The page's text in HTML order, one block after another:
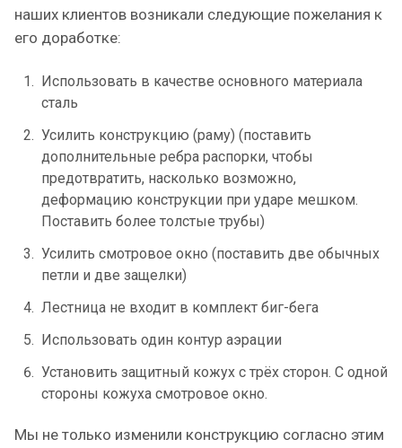
наших клиентов возникали следующие пожелания к
его доработке:
Использовать в качестве основного материала
сталь
Усилить конструкцию (раму) (поставить
дополнительные ребра распорки, чтобы
предотвратить, насколько возможно,
деформацию конструкции при ударе мешком.
Поставить более толстые трубы)
Усилить смотровое окно (поставить две обычных
петли и две защелки)
Лестница не входит в комплект биг-бега
Использовать один контур аэрации
Установить защитный кожух с трёх сторон. С одной
стороны кожуха смотровое окно.
Мы не только изменили конструкцию согласно этим